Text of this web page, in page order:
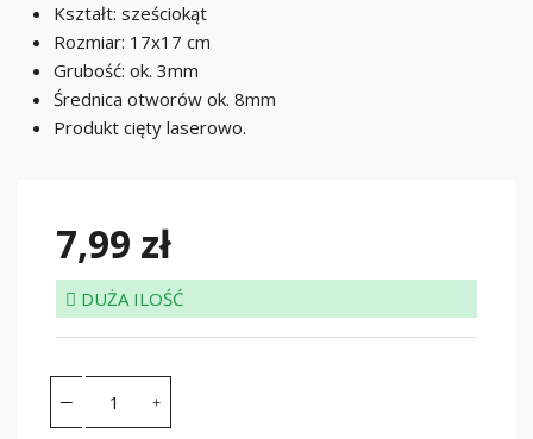
Kształt: sześciokąt
Rozmiar: 17x17 cm
Grubość: ok. 3mm
Średnica otworów ok. 8mm
Produkt cięty laserowo.
7,99 zł
DUŻA ILOŚĆ